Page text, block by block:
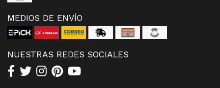
MEDIOS DE ENVÍO
NUESTRAS REDES SOCIALES